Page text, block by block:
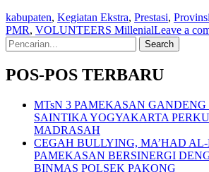
kabupaten, Kegiatan Ekstra, Prestasi, Provinsi
PMR, VOLUNTEERS MillenialLeave a
Search
for:
POS-POS TERBARU
MTsN 3 PAMEKASAN GANDENG
SAINTIKA YOGYAKARTA
MADRASAH
CEGAH BULLYING, MA’HAD
PAMEKASAN BERSINERGI
BINMAS POLSEK PAKONG